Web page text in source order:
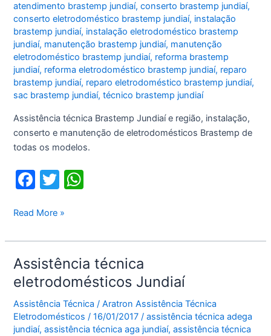
atendimento brastemp jundiaí,conserto brastemp jundiaí,
conserto eletrodoméstico brastemp jundiaí, instalação
brastemp jundiaí, instalação eletrodoméstico brastemp
jundiaí, manutenção brastemp jundiaí, manutenção
eletrodoméstico brastemp jundiaí, reforma brastemp
jundiaí, reforma eletrodoméstico brastemp jundiaí, reparo
brastemp jundiaí, reparo eletrodoméstico brastemp jundiaí,
sac brastemp jundiaí,técnico brastemp jundiaí
Assistência técnica Brastemp Jundiaí e região, instalação,
conserto e manutenção de eletrodomésticos Brastemp de
todas os modelos.
F
c
e
b
o
o
k
T
itt
er s
A
p
p
Assistência
Brastemp
Jundiaí
Read More »
Assistência técnica
eletrodomésticos Jundiaí
Assistência Técnica /Aratron Assistência Técnica
Eletrodomésticos/16/01/2017/assistência técnica adega
jundiaí,assistência técnica aga jundiaí,assistência técnica